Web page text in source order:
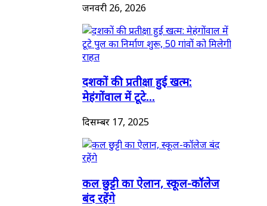
जनवरी 26, 2026
दशकों की प्रतीक्षा हुई खत्म:
मेहंगोंवाल में टूटे...
दिसम्बर 17, 2025
कल छुट्टी का ऐलान, स्कूल-कॉलेज
बंद रहेंगे